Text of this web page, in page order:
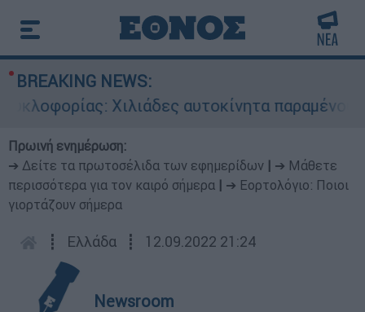
BREAKING NEWS:
Χιλιάδες αυτοκίνητα παραμένουν
Πρωινή ενημέρωση:
➔ Δείτε τα πρωτοσέλιδα των εφημερίδων
➔ Μάθετε
περισσότερα για τον καιρό σήμερα
➔ Εορτολόγιο: Ποιοι
γιορτάζουν σήμερα
┋ Ελλάδα ┋ 12.09.2022 21:24
Newsroom